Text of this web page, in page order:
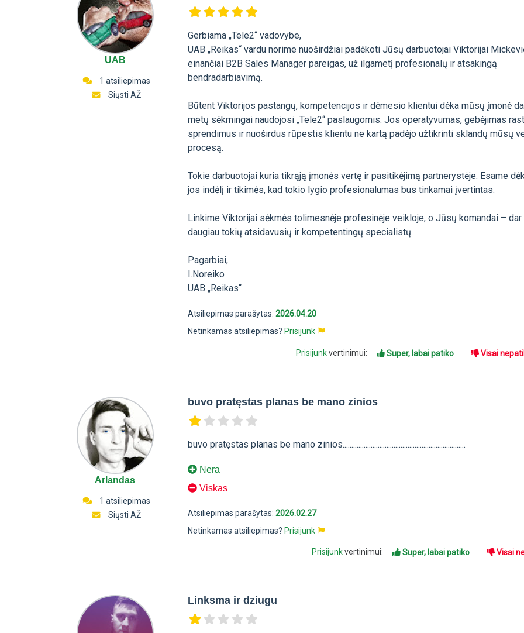
UAB
1 atsiliepimas
Siųsti AŽ
Gerbiama „Tele2“ vadovybe,
UAB „Reikas“ vardu norime nuoširdžiai padėkoti Jūsų darbuotojai Viktorijai
einančiai B2B Sales Manager pareigas, už ilgametį profesionalų ir atsakingą
bendradarbiavimą.
Būtent Viktorijos pastangų, kompetencijos ir dėmesio klientui dėka mūsų įmonė
metų sėkmingai naudojosi „Tele2“ paslaugomis. Jos operatyvumas, gebėjimas
sprendimus ir nuoširdus rūpestis klientu ne kartą padėjo užtikrinti sklandų mūsų
procesą.
Tokie darbuotojai kuria tikrąją įmonės vertę ir pasitikėjimą partnerystėje. Esame
jos indėlį ir tikimės, kad tokio lygio profesionalumas bus tinkamai įvertintas.
Linkime Viktorijai sėkmės tolimesnėje profesinėje veikloje, o Jūsų komandai – dar
daugiau tokių atsidavusių ir kompetentingų specialistų.
Pagarbiai,
I.Noreiko
UAB „Reikas“
Atsiliepimas parašytas:2026.04.20
Netinkamas atsiliepimas? Prisijunk
Prisijunkvertinimui: Super, labai patiko Visai
Arlandas
1 atsiliepimas
Siųsti AŽ
buvo pratęstas planas be mano zinios
buvo pratęstas planas be mano zinios......................................................................
Nera
Viskas
Atsiliepimas parašytas:2026.02.27
Netinkamas atsiliepimas? Prisijunk
Prisijunkvertinimui: Super, labai patiko Visai
Linksma ir dziugu